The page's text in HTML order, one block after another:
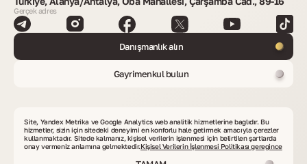
Gerçek adres
Danışmanlık alın
Gayrimenkul bulun
VelesClub Int.'in kapsadığı ülkeler
Site, Yandex Metrika ve Google Analytics web analitik hizmetlerine bağlıdır. Bu
hizmetler, sizin için sitedeki deneyimi en konforlu hale getirmek amacıyla çerezler
kullanmaktadır. Sitede kalmanız, kişisel verilerin işlenmesi için belirtilen şartlarda
onay vermeniz anlamına gelmektedir.Kişisel Verilerin İşlenmesi Politikası gereğince